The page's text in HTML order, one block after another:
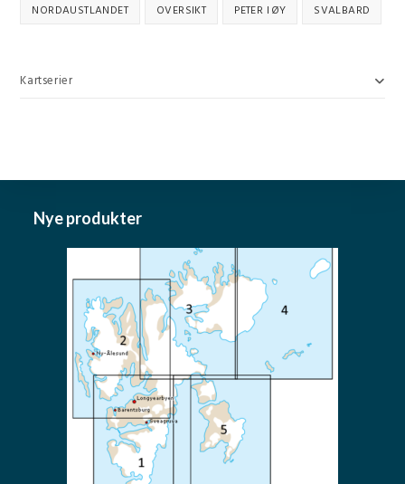
NORDAUSTLANDET
OVERSIKT PETER I ØY SVALBARD
Kartserier
Nye produkter